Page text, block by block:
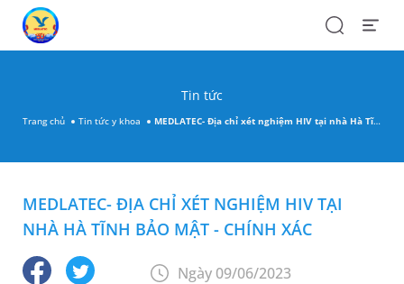
SearchOpen
Tin tức
Trang chủ Tin tức y khoa MEDLATEC- Địa chỉ xét nghiệm HIV tại nhà Hà Tĩnh bảo mật - chính xác
MEDLATEC- ĐỊA CHỈ XÉT NGHIỆM HIV TẠI
NHÀ HÀ TĨNH BẢO MẬT - CHÍNH XÁC
Ngày 09/06/2023